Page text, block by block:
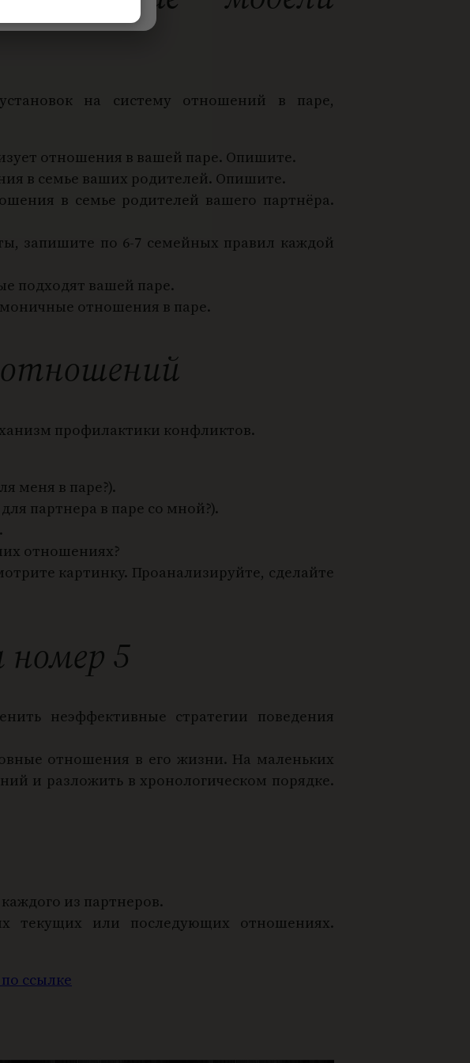
на систему отношений в паре,
отношения в вашей паре. Опишите.
в семье ваших родителей. Опишите.
в семье родителей вашего партнёра.
запишите по 6-7 семейных правил каждой
подходят вашей паре.
отношения в паре.
профилактики конфликтов.
меня в паре?).
партнера в паре со мной?).
отношениях?
картинку. Проанализируйте, сделайте
5
неэффективные стратегии поведения
отношения в его жизни. На маленьких
и разложить в хронологическом порядке.
из партнеров.
текущих или последующих отношениях.
ссылке